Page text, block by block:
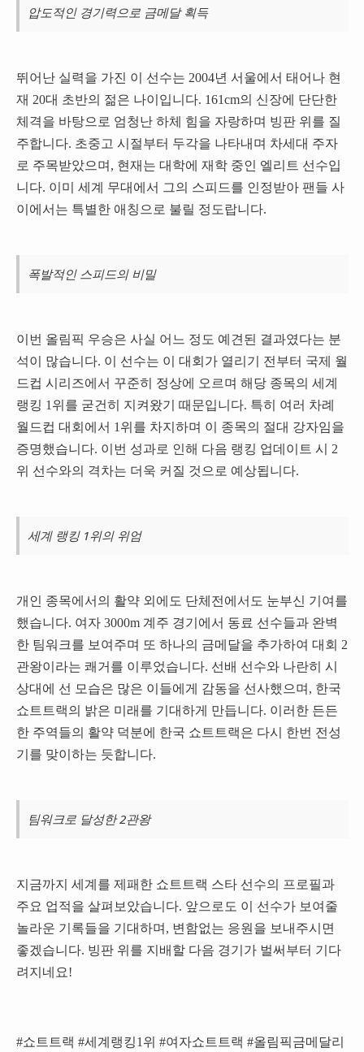
압도적인 경기력으로 금메달 획득
뛰어난 실력을 가진 이 선수는 2004년 서울에서 태어나 현
재 20대 초반의 젊은 나이입니다. 161cm의 신장에 단단한
체격을 바탕으로 엄청난 하체 힘을 자랑하며 빙판 위를 질
주합니다. 초중고 시절부터 두각을 나타내며 차세대 주자
로 주목받았으며, 현재는 대학에 재학 중인 엘리트 선수입
니다. 이미 세계 무대에서 그의 스피드를 인정받아 팬들 사
이에서는 특별한 애칭으로 불릴 정도랍니다.
폭발적인 스피드의 비밀
이번 올림픽 우승은 사실 어느 정도 예견된 결과였다는 분
석이 많습니다. 이 선수는 이 대회가 열리기 전부터 국제 월
드컵 시리즈에서 꾸준히 정상에 오르며 해당 종목의 세계
랭킹 1위를 굳건히 지켜왔기 때문입니다. 특히 여러 차례
월드컵 대회에서 1위를 차지하며 이 종목의 절대 강자임을
증명했습니다. 이번 성과로 인해 다음 랭킹 업데이트 시 2
위 선수와의 격차는 더욱 커질 것으로 예상됩니다.
세계 랭킹 1위의 위엄
개인 종목에서의 활약 외에도 단체전에서도 눈부신 기여를
했습니다. 여자 3000m 계주 경기에서 동료 선수들과 완벽
한 팀워크를 보여주며 또 하나의 금메달을 추가하여 대회 2
관왕이라는 쾌거를 이루었습니다. 선배 선수와 나란히 시
상대에 선 모습은 많은 이들에게 감동을 선사했으며, 한국
쇼트트랙의 밝은 미래를 기대하게 만듭니다. 이러한 든든
한 주역들의 활약 덕분에 한국 쇼트트랙은 다시 한번 전성
기를 맞이하는 듯합니다.
팀워크로 달성한 2관왕
지금까지 세계를 제패한 쇼트트랙 스타 선수의 프로필과
주요 업적을 살펴보았습니다. 앞으로도 이 선수가 보여줄
놀라운 기록들을 기대하며, 변함없는 응원을 보내주시면
좋겠습니다. 빙판 위를 지배할 다음 경기가 벌써부터 기다
려지네요!
#쇼트트랙 #세계랭킹1위 #여자쇼트트랙 #올림픽금메달리